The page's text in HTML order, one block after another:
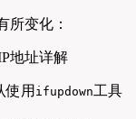
所变化：
使用 ifupdown工具